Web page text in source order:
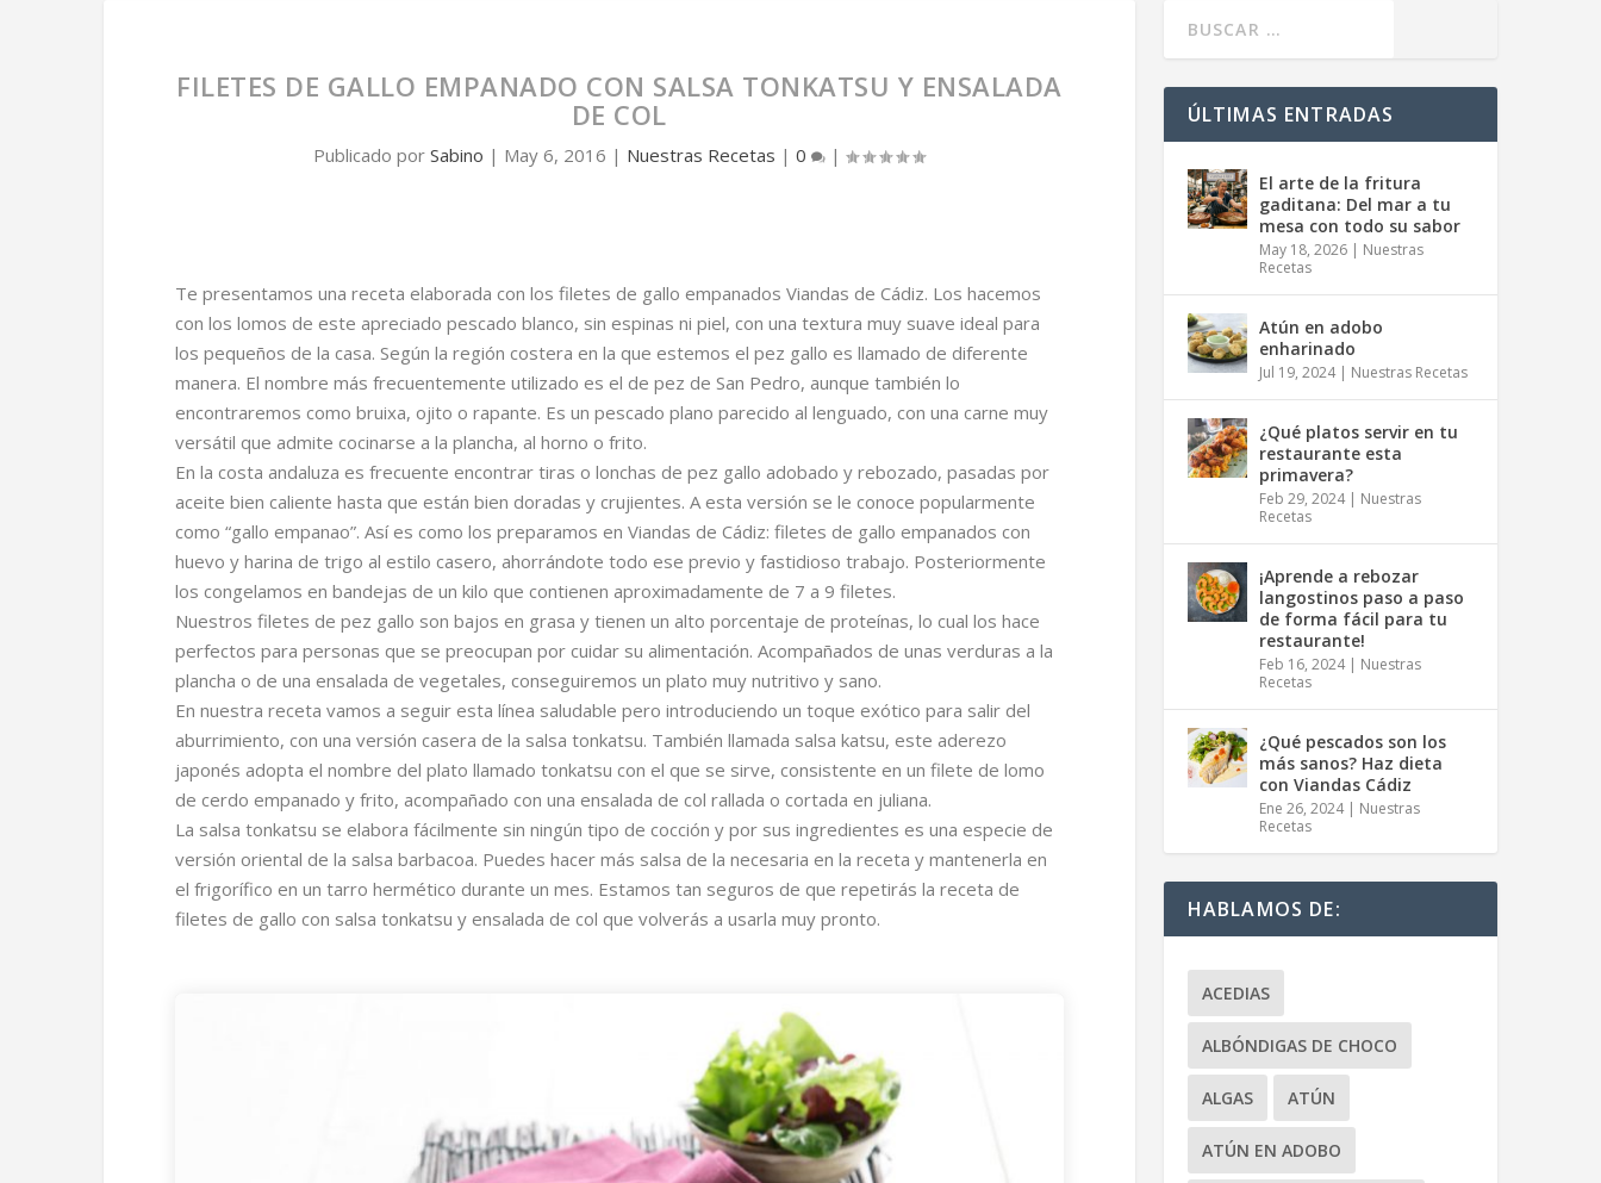
FILETES DE GALLO EMPANADO CON SALSA TONKATSU Y ENSALADA
DE COL
Publicado porSabino | May 6, 2016 | Nuestras Recetas |0 |
Te presentamos una receta elaborada con los filetes de gallo empanados Viandas de Cádiz. Los hacemos
con los lomos de este apreciado pescado blanco, sin espinas ni piel, con una textura muy suave ideal para
los pequeños de la casa. Según la región costera en la que estemos el pez gallo es llamado de diferente
manera. El nombre más frecuentemente utilizado es el de pez de San Pedro, aunque también lo
encontraremos como bruixa, ojito o rapante. Es un pescado plano parecido al lenguado, con una carne muy
versátil que admite cocinarse a la plancha, al horno o frito.
En la costa andaluza es frecuente encontrar tiras o lonchas de pez gallo adobado y rebozado, pasadas por
aceite bien caliente hasta que están bien doradas y crujientes. A esta versión se le conoce popularmente
como “gallo empanao”. Así es como los preparamos en Viandas de Cádiz: filetes de gallo empanados con
huevo y harina de trigo al estilo casero, ahorrándote todo ese previo y fastidioso trabajo. Posteriormente
los congelamos en bandejas de un kilo que contienen aproximadamente de 7 a 9 filetes.
Nuestros filetes de pez gallo son bajos en grasa y tienen un alto porcentaje de proteínas, lo cual los hace
perfectos para personas que se preocupan por cuidar su alimentación. Acompañados de unas verduras a la
plancha o de una ensalada de vegetales, conseguiremos un plato muy nutritivo y sano.
En nuestra receta vamos a seguir esta línea saludable pero introduciendo un toque exótico para salir del
aburrimiento, con una versión casera de la salsa tonkatsu. También llamada salsa katsu, este aderezo
japonés adopta el nombre del plato llamado tonkatsu con el que se sirve, consistente en un filete de lomo
de cerdo empanado y frito, acompañado con una ensalada de col rallada o cortada en juliana.
La salsa tonkatsu se elabora fácilmente sin ningún tipo de cocción y por sus ingredientes es una especie de
versión oriental de la salsa barbacoa. Puedes hacer más salsa de la necesaria en la receta y mantenerla en
el frigorífico en un tarro hermético durante un mes. Estamos tan seguros de que repetirás la receta de
filetes de gallo con salsa tonkatsu y ensalada de col que volverás a usarla muy pronto.
ÚLTIMAS ENTRADAS
El arte de la fritura
gaditana: Del mar a tu
mesa con todo su sabor
May 18, 2026| Nuestras
Recetas
Atún en adobo
enharinado
Jul 19, 2024| Nuestras Recetas
¿Qué platos servir en tu
restaurante esta
primavera?
Feb 29, 2024| Nuestras
Recetas
¡Aprende a rebozar
langostinos paso a paso
de forma fácil para tu
restaurante!
Feb 16, 2024| Nuestras
Recetas
¿Qué pescados son los
más sanos? Haz dieta
con Viandas Cádiz
Ene 26, 2024| Nuestras
Recetas
HABLAMOS DE:
ACEDIAS
ALBÓNDIGAS DE CHOCO
ALGAS ATÚN
ATÚN EN ADOBO